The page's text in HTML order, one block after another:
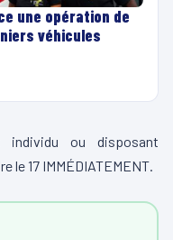
une opération de
véhicules
individu ou disposant
le 17 IMMÉDIATEMENT.